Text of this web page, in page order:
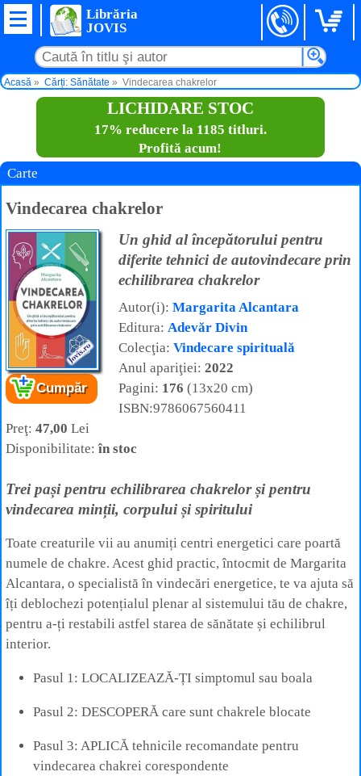
Librăria
JOVIS
Acasă Cărți: Sănătate Vindecarea chakrelor
LICHIDARE STOC
17% reducere la 1185 titluri.
Profită acum!
Carte
Vindecarea chakrelor
Cartea: Vindecarea chakrelor – Un ghid al
începătorului pentru diferite tehnici de
autovindecare prin echilibrarea chakrelor
Editura: Adevăr Divin
Cumpăr
Un ghid al începătorului pentru
diferite tehnici de autovindecare prin
echilibrarea chakrelor
Autor(i): Margarita Alcantara
Editura: Adevăr Divin
Colecţia: Vindecare spirituală
Anul apariţiei: 2022
Pagini: 176 (13x20 cm)
ISBN:9786067560411
Preţ: 47,00 Lei
Disponibilitate:în stoc
Trei pași pentru echilibrarea chakrelor și pentru
vindecarea minții, corpului și spiritului
Toate creaturile vii au anumiți centri energetici care poartă
numele de chakre. Acest ghid practic, întocmit de Margarita
Alcantara, o specialistă în vindecări energetice, te va ajuta să
îți deblochezi potențialul plenar al sistemului tău de chakre,
pentru a-ți restabili astfel starea de sănătate și echilibrul
interior.
Pasul 1: LOCALIZEAZĂ-ȚI simptomul sau boala
Pasul 2: DESCOPERĂ care sunt chakrele blocate
Pasul 3: APLICĂ tehnicile recomandate pentru
vindecarea chakrei corespondente